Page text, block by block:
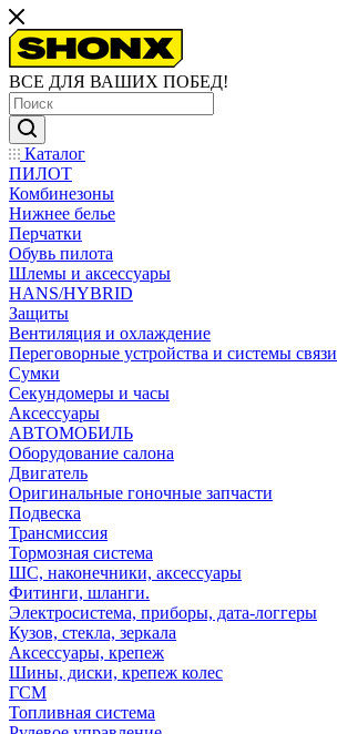
ВСЕ ДЛЯ ВАШИХ ПОБЕД!
Каталог
ПИЛОТ
Комбинезоны
Нижнее белье
Перчатки
Обувь пилота
Шлемы и аксессуары
HANS/HYBRID
Защиты
Вентиляция и охлаждение
Переговорные устройства и системы связи
Сумки
Секундомеры и часы
Аксессуары
АВТОМОБИЛЬ
Оборудование салона
Двигатель
Оригинальные гоночные запчасти
Подвеска
Трансмиссия
Тормозная система
ШС, наконечники, аксессуары
Фитинги, шланги.
Электросистема, приборы, дата-логгеры
Кузов, стекла, зеркала
Аксессуары, крепеж
Шины, диски, крепеж колес
ГСМ
Топливная система